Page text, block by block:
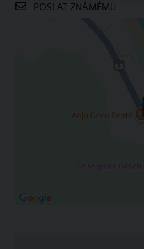
POSLAT ZNÁMÉMU